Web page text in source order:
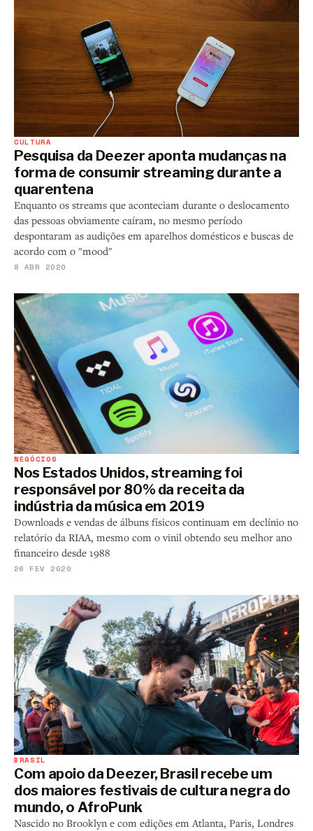
CULTURA
Pesquisa da Deezer aponta mudanças na
forma de consumir streaming durante a
quarentena
Enquanto os streams que aconteciam durante o deslocamento
das pessoas obviamente caíram, no mesmo período
despontaram as audições em aparelhos domésticos e buscas de
acordo com o "mood"
8 ABR 2020
NEGÓCIOS
Nos Estados Unidos, streaming foi
responsável por 80% da receita da
indústria da música em 2019
Downloads e vendas de álbuns físicos continuam em declínio no
relatório da RIAA, mesmo com o vinil obtendo seu melhor ano
financeiro desde 1988
26 FEV 2020
BRASIL
Com apoio da Deezer, Brasil recebe um
dos maiores festivais de cultura negra do
mundo, o AfroPunk
Nascido no Brooklyn e com edições em Atlanta, Paris, Londres